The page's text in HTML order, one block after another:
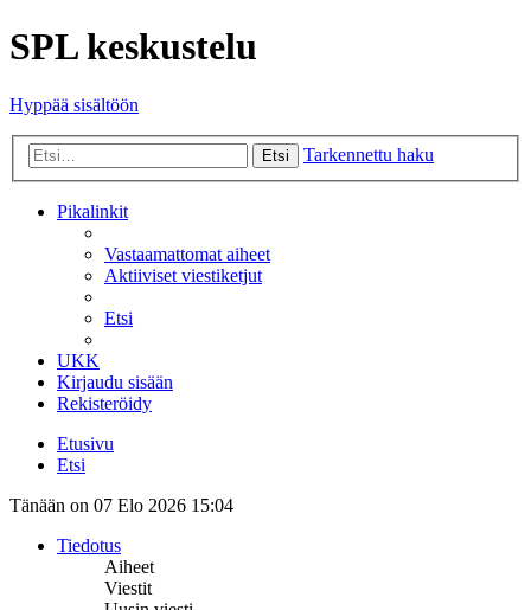
SPL keskustelu
Hyppää sisältöön
Etsi Tarkennettu haku
Pikalinkit
Vastaamattomat aiheet
Aktiiviset viestiketjut
Etsi
UKK
Kirjaudu sisään
Rekisteröidy
Etusivu
Etsi
Tänään on 07 Elo 2026 15:04
Tiedotus
Aiheet
Viestit